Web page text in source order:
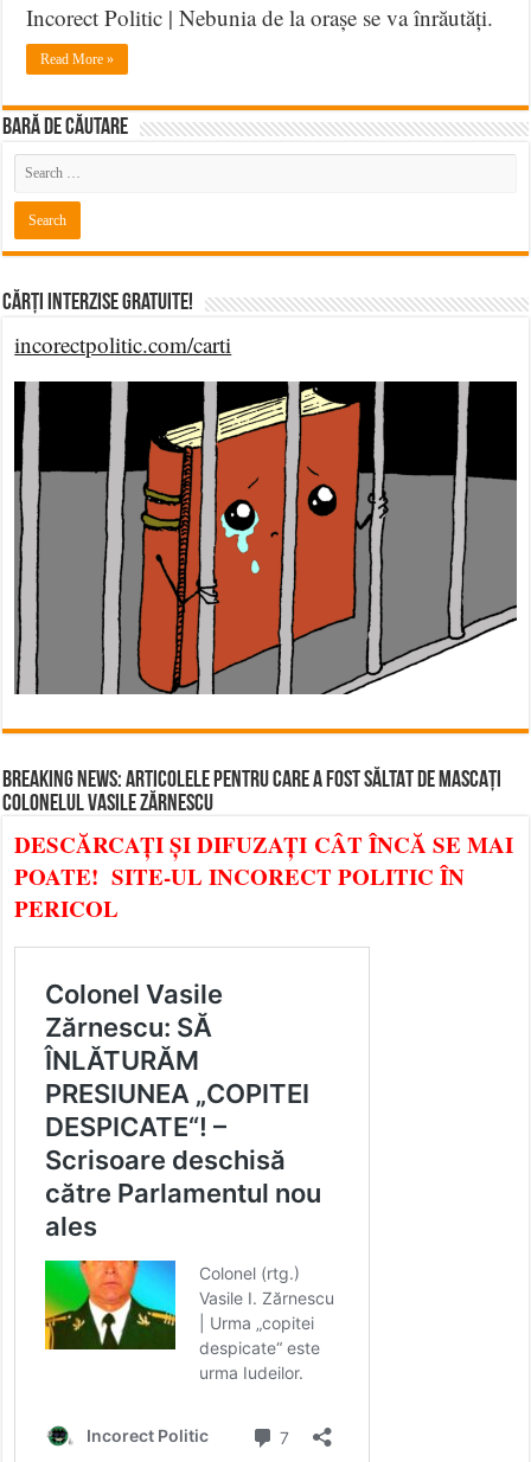
Incorect Politic | Nebunia de la orașe se va înrăutăți.
Read More »
BARĂ DE CĂUTARE
Cărți Interzise Gratuite!
incorectpolitic.com/carti
BREAKING NEWS: ARTICOLELE PENTRU CARE A FOST SĂLTAT DE MASCAȚI
COLONELUL VASILE ZĂRNESCU
DESCĂRCAȚI ȘI DIFUZAȚI CÂT ÎNCĂ SE MAI
POATE! SITE-UL INCORECT POLITIC ÎN
PERICOL